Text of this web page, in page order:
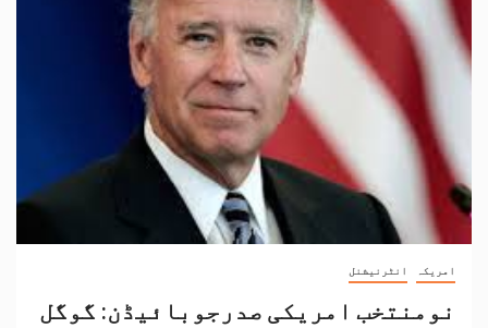
امریکہ انٹرنیشنل
نومنتخب امریکی صدرجوبائیڈن: گوگل